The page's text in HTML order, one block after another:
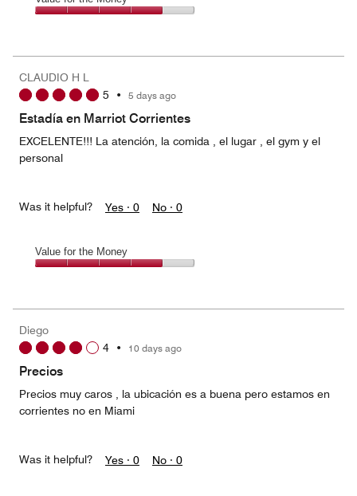
4
out
of
CLAUDIO H L
5 • 5 days ago
Estadía en Marriot Corrientes
EXCELENTE!!! La atención, la comida , el lugar , el gym y el
personal
Was it helpful? Yes · 0 No · 0
Value for the Money
4
out
Diego
4 • 10 days ago
Precios
Precios muy caros , la ubicación es a buena pero estamos en
corrientes no en Miami
Was it helpful? Yes · 0 No · 0